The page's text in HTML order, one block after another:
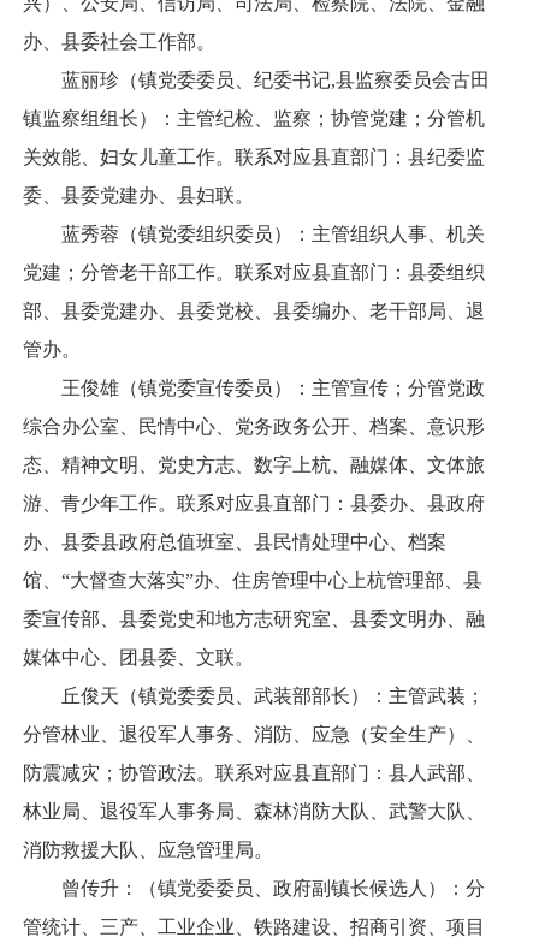
办、县委社会工作部。
蓝丽珍（镇党委委员、纪委书记,县监察委员会古田
镇监察组组长）：主管纪检、监察；协管党建；分管机
关效能、妇女儿童工作。联系对应县直部门：县纪委监
委、县委党建办、县妇联。
蓝秀蓉（镇党委组织委员）：主管组织人事、机关
党建；分管老干部工作。联系对应县直部门：县委组织
部、县委党建办、县委党校、县委编办、老干部局、退
管办。
王俊雄（镇党委宣传委员）：主管宣传；分管党政
综合办公室、民情中心、党务政务公开、档案、意识形
态、精神文明、党史方志、数字上杭、融媒体、文体旅
游、青少年工作。联系对应县直部门：县委办、县政府
办、县委县政府总值班室、县民情处理中心、档案
馆、“大督查大落实”办、住房管理中心上杭管理部、县
委宣传部、县委党史和地方志研究室、县委文明办、融
媒体中心、团县委、文联。
丘俊天（镇党委委员、武装部部长）：主管武装；
分管林业、退役军人事务、消防、应急（安全生产）、
防震减灾；协管政法。联系对应县直部门：县人武部、
林业局、退役军人事务局、森林消防大队、武警大队、
消防救援大队、应急管理局。
曾传升：（镇党委委员、政府副镇长候选人）：分
管统计、三产、工业企业、铁路建设、招商引资、项目